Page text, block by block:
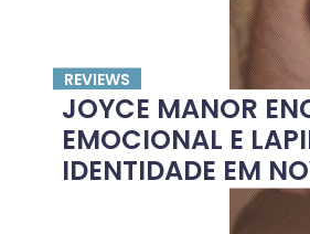
REVIEWS
JOYCE MANOR
EMOCIONAL E
IDENTIDADE EM